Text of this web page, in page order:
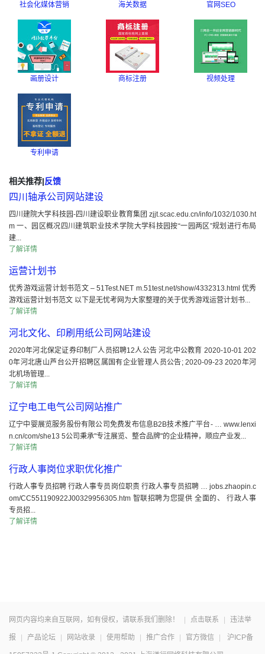
社会化媒体营销 海关数据 官网SEO
画册设计 商标注册 视频处理
专利申请
相关推荐|反馈
四川轴承公司网站建设
四川建院大学科技园-四川建设职业教育集团 zjjt.scac.edu.cn/info/1032/1030.ht
m 一、园区概况四川建筑职业技术学院大学科技园按“一园两区”规划进行布局
建...
了解详情
运营计划书
优秀游戏运营计划书范文 – 51Test.NET m.51test.net/show/4332313.html 优秀
游戏运营计划书范文 以下是无忧考网为大家整理的关于优秀游戏运营计划书...
了解详情
河北文化、印刷用纸公司网站建设
2020年河北保定证券印制厂人员招聘12人公告 河北中公教育 2020-10-01 202
0年河北唐山芦台公开招聘区属国有企业管理人员公告; 2020-09-23 2020年河
北机场管理...
了解详情
辽宁电工电气公司网站推广
辽宁中婴展览服务股份有限公司免费发布信息B2B技术推广平台- … www.lenxi
n.cn/com/she13 5公司秉承"专注展览、整合品牌"的企业精神，顺应产业发...
了解详情
行政人事岗位求职优化推广
行政人事专员招聘 行政人事专员岗位职责 行政人事专员招聘 … jobs.zhaopin.c
om/CC551190922J00329956305.htm 智联招聘为您提供 全面的、 行政人事
专员招...
了解详情
网页内容均来自互联网，如有侵权，请联系我们删除！ 点击联系 违法举
报 产品论坛 网站收录 使用帮助 推广合作 官方微信 沪ICP备